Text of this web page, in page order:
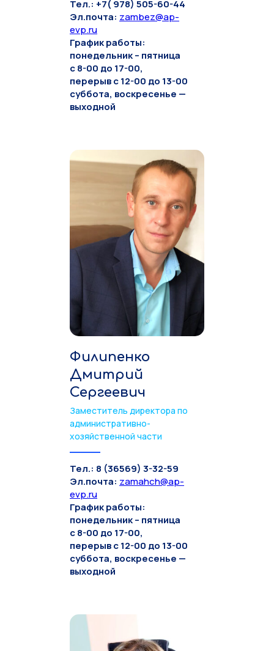
Тел.: +7( 978) 505-60-44
Эл.почта: zambez@ap-
evp.ru
График работы:
понедельник – пятница
с 8-00 до 17-00,
перерыв с 12-00 до 13-00
суббота, воскресенье —
выходной
Филипенко
Дмитрий
Сергеевич
Заместитель директора по
административно-
хозяйственной части
Тел.: 8 (36569) 3-32-59
Эл.почта: zamahch@ap-
evp.ru
График работы:
понедельник – пятница
с 8-00 до 17-00,
перерыв с 12-00 до 13-00
суббота, воскресенье —
выходной